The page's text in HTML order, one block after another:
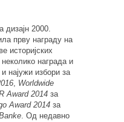
дизајн 2000.
прву награду на
историјских
награда и
најужи избори за
Worldwide
Award 2014 за
Award 2014 за
. Од недавно